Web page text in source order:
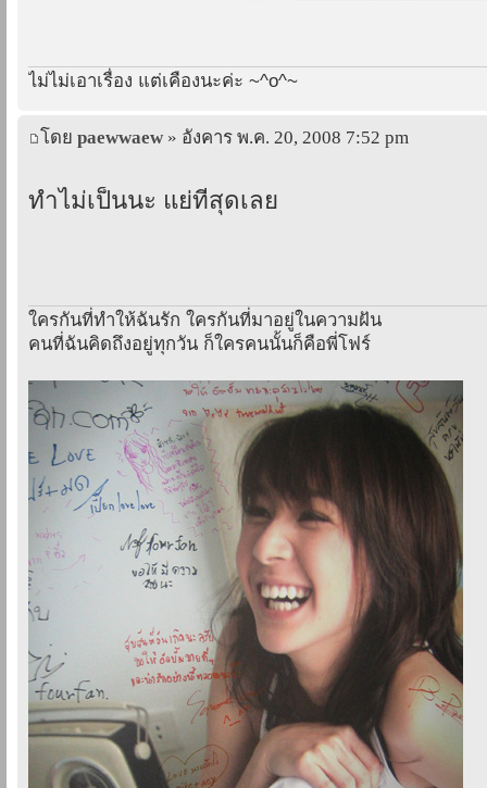
ไม่ไม่เอาเรื่อง แต่เคืองนะค่ะ ~^o^~
โดย paewwaew » อังคาร พ.ค. 20, 2008 7:52 pm
ทำไม่เป็นนะ แย่ที่สุดเลย
ใครกันที่ทำให้ฉันรัก ใครกันที่มาอยู่ในความฝัน
คนที่ฉันคิดถึงอยู่ทุกวัน ก็ใครคนนั้นก็คือพี่โฟร์